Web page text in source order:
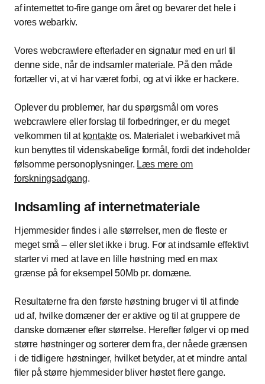
af internettet to-fire gange om året og bevarer det hele i
vores webarkiv.
Vores webcrawlere efterlader en signatur med en url til
denne side, når de indsamler materiale. På den måde
fortæller vi, at vi har været forbi, og at vi ikke er hackere.
Oplever du problemer, har du spørgsmål om vores
webcrawlere eller forslag til forbedringer, er du meget
velkommen til at kontakte os. Materialet i webarkivet må
kun benyttes til videnskabelige formål, fordi det indeholder
følsomme personoplysninger. Læs mere om
forskningsadgang.
Indsamling af internetmateriale
Hjemmesider findes i alle størrelser, men de fleste er
meget små – eller slet ikke i brug. For at indsamle effektivt
starter vi med at lave en lille høstning med en max
grænse på for eksempel 50Mb pr. domæne.
Resultaterne fra den første høstning bruger vi til at finde
ud af, hvilke domæner der er aktive og til at gruppere de
danske domæner efter størrelse. Herefter følger vi op med
større høstninger og sorterer dem fra, der nåede grænsen
i de tidligere høstninger, hvilket betyder, at et mindre antal
filer på større hjemmesider bliver høstet flere gange.